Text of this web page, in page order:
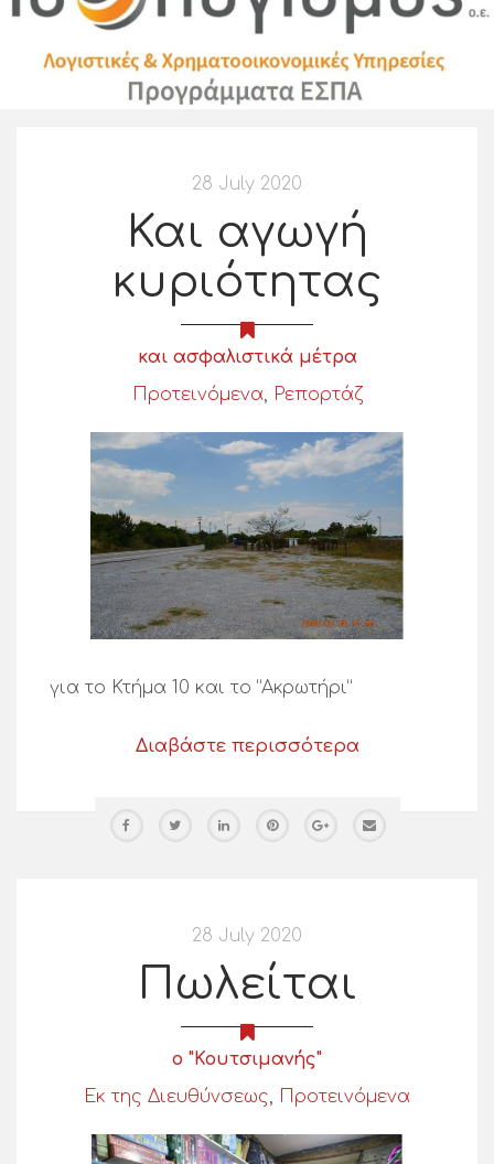
28 July 2020
Και αγωγή
κυριότητας
και ασφαλιστικά μέτρα
Προτεινόμενα, Ρεπορτάζ
για το Κτήμα 10 και το “Ακρωτήρι”
Διαβάστε περισσότερα
28 July 2020
Πωλείται
ο "Κουτσιμανής"
Εκ της Διευθύνσεως, Προτεινόμενα